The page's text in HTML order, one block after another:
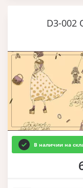
D3-002
В наличии на